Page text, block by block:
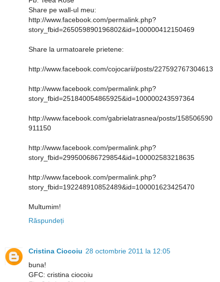
Share pe wall-ul meu:
http://www.facebook.com/permalink.php?
story_fbid=265059890196802&id=100000412150469
Share la urmatoarele prietene:
http://www.facebook.com/cojocarii/posts/227592767304613
http://www.facebook.com/permalink.php?
story_fbid=251840054865925&id=100000243597364
http://www.facebook.com/gabrielatrasnea/posts/158506590
911150
http://www.facebook.com/permalink.php?
story_fbid=299500686729854&id=100002583218635
http://www.facebook.com/permalink.php?
story_fbid=192248910852489&id=100001623425470
Multumim!
Răspundeți
Cristina Ciocoiu 28 octombrie 2011 la 12:05
buna!
GFC: cristina ciocoiu